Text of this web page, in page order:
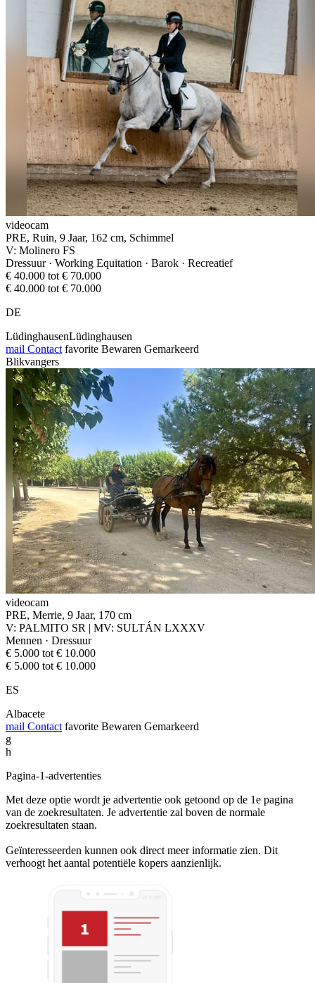
videocam
PRE, Ruin, 9 Jaar, 162 cm, Schimmel
V: Molinero FS
Dressuur · Working Equitation · Barok · Recreatief
€ 40.000 tot € 70.000
€ 40.000 tot € 70.000
DE
LüdinghausenLüdinghausen
mail Contact favorite Bewaren Gemarkeerd
Blikvangers
videocam
PRE, Merrie, 9 Jaar, 170 cm
V: PALMITO SR | MV: SULTÁN LXXXV
Mennen · Dressuur
€ 5.000 tot € 10.000
€ 5.000 tot € 10.000
ES
Albacete
mail Contact favorite Bewaren Gemarkeerd
g
h
Pagina-1-advertenties
Met deze optie wordt je advertentie ook getoond op de 1e pagina
van de zoekresultaten. Je advertentie zal boven de normale
zoekresultaten staan.
Geïnteresseerden kunnen ook direct meer informatie zien. Dit
verhoogt het aantal potentiële kopers aanzienlijk.